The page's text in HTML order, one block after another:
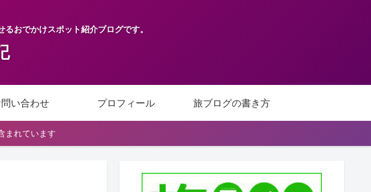
おでかけスポット紹介ブログです。
い合わせ プロフィール 旅ブログの書き方
まれています